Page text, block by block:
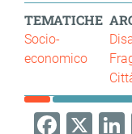
TEMATICHE
Socio-
economico